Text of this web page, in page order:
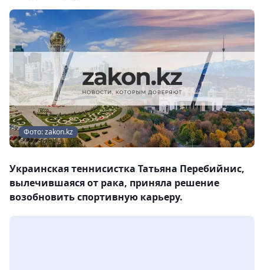
Фото: zakon.kz
Украинская теннисистка Татьяна Перебийнис,
вылечившаяся от рака, приняла решение
возобновить спортивную карьеру.